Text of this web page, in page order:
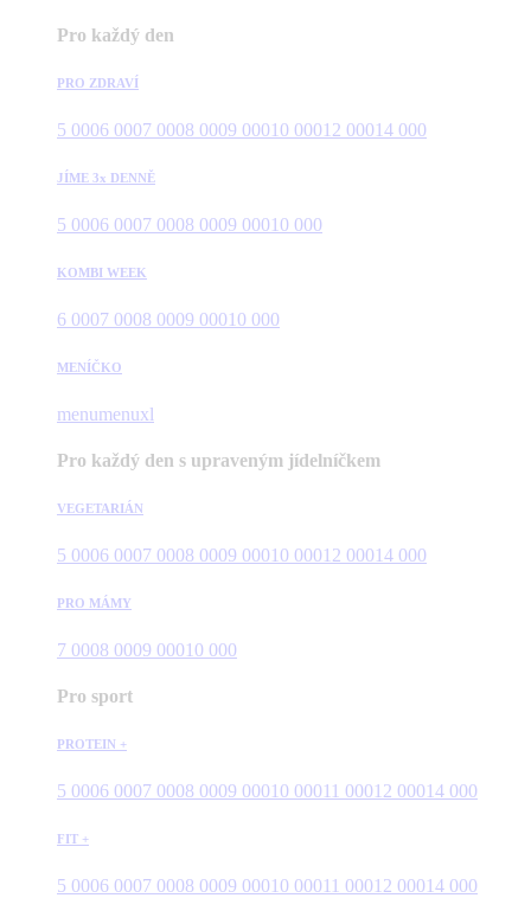
Pro každý den
PRO ZDRAVÍ
5 0006 0007 0008 0009 00010 00012 00014 000
JÍME 3x DENNĚ
5 0006 0007 0008 0009 00010 000
KOMBI WEEK
6 0007 0008 0009 00010 000
MENÍČKO
menumenuxl
Pro každý den s upraveným jídelníčkem
VEGETARIÁN
5 0006 0007 0008 0009 00010 00012 00014 000
PRO MÁMY
7 0008 0009 00010 000
Pro sport
PROTEIN +
5 0006 0007 0008 0009 00010 00011 00012 00014 000
FIT +
5 0006 0007 0008 0009 00010 00011 00012 00014 000